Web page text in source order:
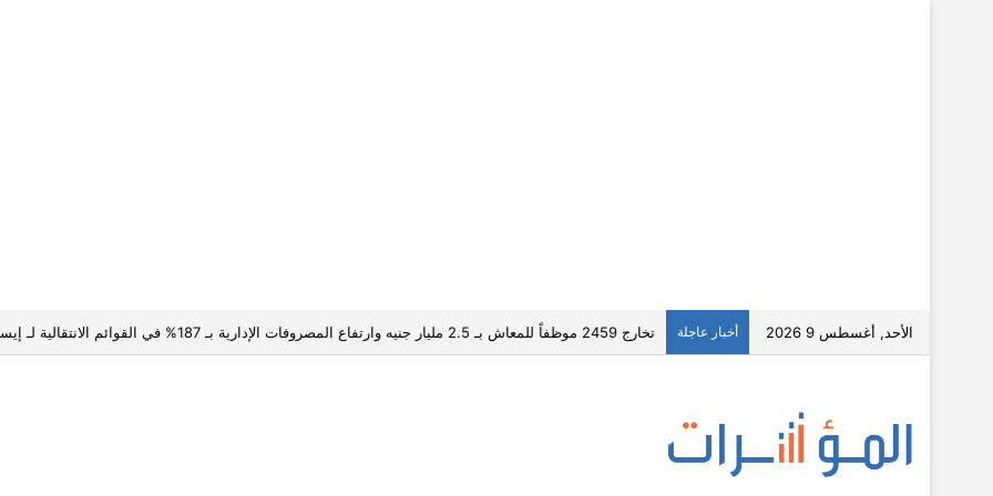
الأحد, أغسطس 9 2026 أخبار عاجلة أسعار الذهب تواصل الارتفاع بالأسواق العالمية.. ومحليًا عيار 21 يقفز إلى 6090 جنيهًا– المؤشرات نت